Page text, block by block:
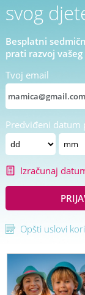
svog
Besplatni
prati razvoj
Tvoj email
Predviđeni datum
Izračunaj
Opšti uslovi